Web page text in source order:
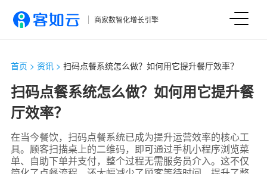
商家数智化增长引擎
首页 > 资讯> 扫码点餐系统怎么做？如何用它提升餐厅效率？
扫码点餐系统怎么做？如何用它提升餐
厅效率？
在当今餐饮，扫码点餐系统已成为提升运营效率的核心工
具。顾客扫描桌上的二维码，即可通过手机小程序浏览菜
单、自助下单并支付，整个过程无需服务员介入。这不仅